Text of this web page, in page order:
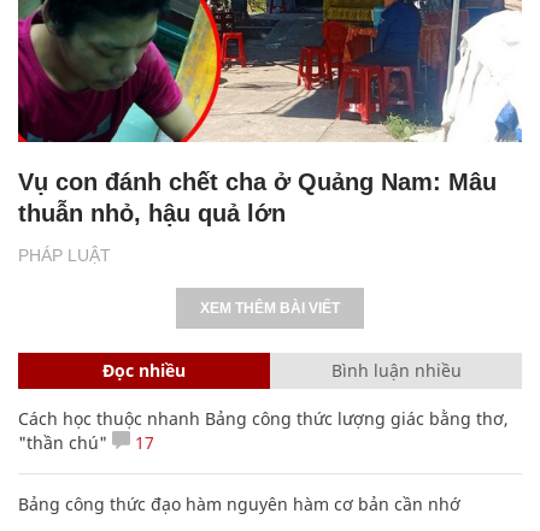
PHÁP LUẬT
Vụ con đánh chết cha ở Quảng Nam: Mâu
thuẫn nhỏ, hậu quả lớn
XEM THÊM BÀI VIẾT
Đọc nhiều Bình luận nhiều
Cách học thuộc nhanh Bảng công thức lượng giác bằng thơ,
"thần chú"
17
Bảng công thức đạo hàm nguyên hàm cơ bản cần nhớ